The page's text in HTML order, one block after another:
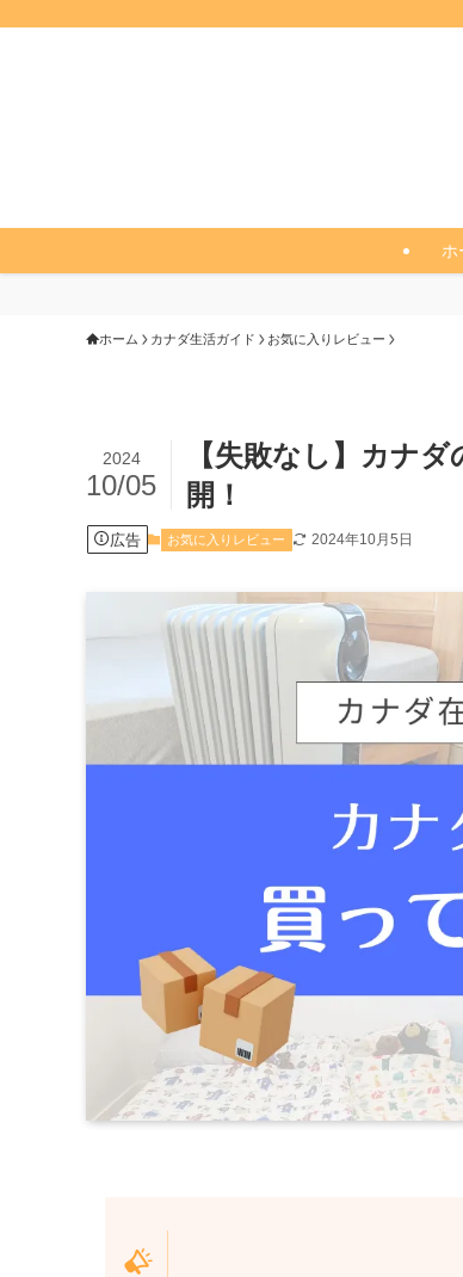
ホ
ホーム カナダ生活ガイド お気に入りレビュー
【失敗なし】カナ
開！
2024
10/05
広告 お気に入りレビュー 2024年10月5日